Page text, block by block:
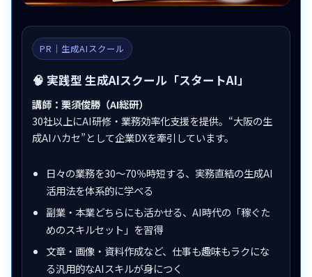
PR｜生成AIスクール
🧠 実践型 生成AIスクール「スタートAI」
講師：栗須俊勝（AI総研）
30社以上にAI研修・業務効率化支援を提供。“大阪の生
成AIハカセ”として企業DXを牽引しています。
日々の業務を30〜70％時短する、実務直結の生成AI
活用法を体系的に学べる
副業・本業どちらにも活かせる、AI時代の「稼ぐた
めのスキルセット」を習得
文章・画像・資料作成など、仕事も趣味もラクにな
る汎用的なAIスキルが身につく